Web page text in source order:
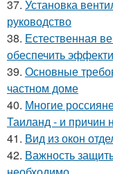
37. Установка
руководство
38. Естественная
обеспечить
39. Основные
частном доме
40. Многие
Таиланд - и причин
41. Вид из окон
42. Важность